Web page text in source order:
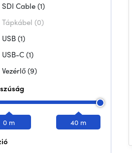
SDI Cable(1)
Tápkábel (0)
USB(1)
USB-C(1)
Vezérlő(9)
0 m 40 m